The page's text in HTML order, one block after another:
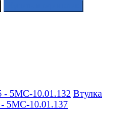
- 5МС-10.01.132 Втулка
5МС-10.01.137